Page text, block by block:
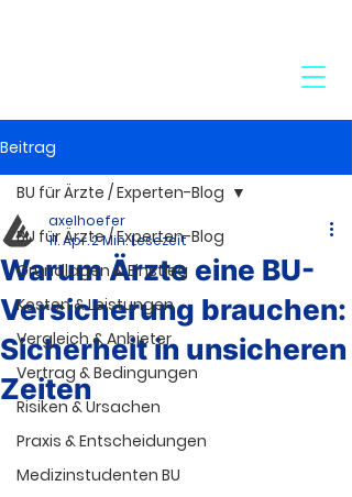
Beitrag
BU für Ärzte / Experten-Blog
Grundlagen & Einstieg
Kosten & Leistungen
Vergleich & Anbieter
Vertrag & Bedingungen
Risiken & Ursachen
Praxis & Entscheidungen
Medizinstudenten BU
BU für Ärzte / Experten-Blog
Warum Ärzte eine BU-
Versicherung brauchen:
Sicherheit in unsicheren
Zeiten
axelhoefer
11. Apr.2 Min. Lesezeit